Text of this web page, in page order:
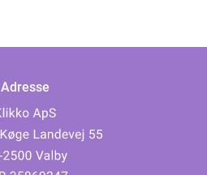
Adresse